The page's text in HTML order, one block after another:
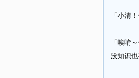
「小清
「唉唷
没知识